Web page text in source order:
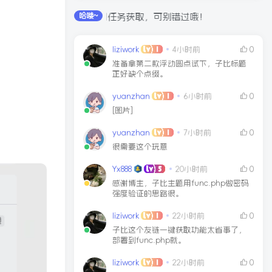
哈喽~
可通过签到和每日任务获取，可别错过哦！
liziwork 4小时前
0
准备拿第二款浮动圆点试下，子比标题
正好缺个点缀。
yuanzhan 6小时前
0
[图片]
yuanzhan 7小时前
0
很需要这个玩意
Yx888 20小时前
0
感谢博主，子比主题用func.php做密码
强度验证的思路很。
liziwork 22小时前
0
子比这个友链一键获取功能太省事了，
部署到func.php就。
liziwork 22小时前 0